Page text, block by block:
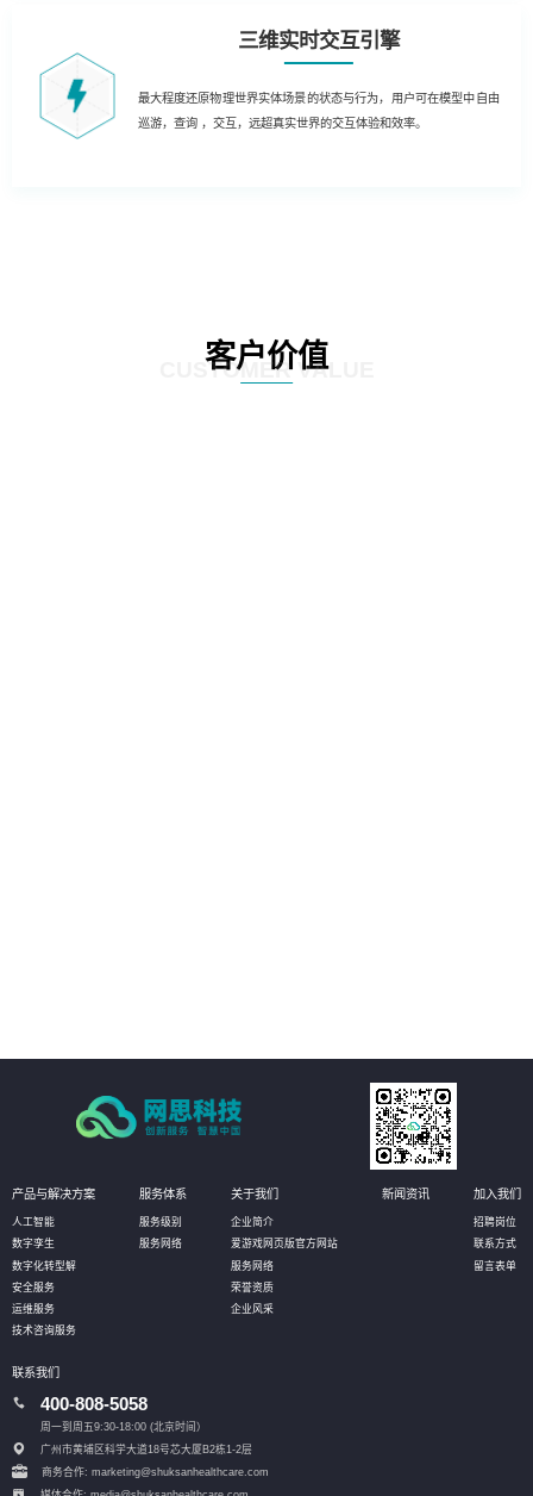
三维实时交互引擎
最大程度还原物理世界实体场景的状态与行为，用户可在模型中自由
巡游，查询 ，交互，远超真实世界的交互体验和效率。
客户价值
CUSTOMER VALUE
产品与解决方案
人工智能
数字孪生
数字化转型解
安全服务
运维服务
技术咨询服务
服务体系
服务级别
服务网络
关于我们
企业简介
爱游戏网页版官方网站
服务网络
荣誉资质
企业风采
新闻资讯 加入我们
招聘岗位
联系方式
留言表单
联系我们
400-808-5058
周一到周五9:30-18:00 (北京时间）
广州市黄埔区科学大道18号芯大厦B2栋1-2层
商务合作: marketing@shuksanhealthcare.com